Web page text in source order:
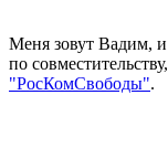
Меня зовут Вадим, и
по
"РосКомСвободы".